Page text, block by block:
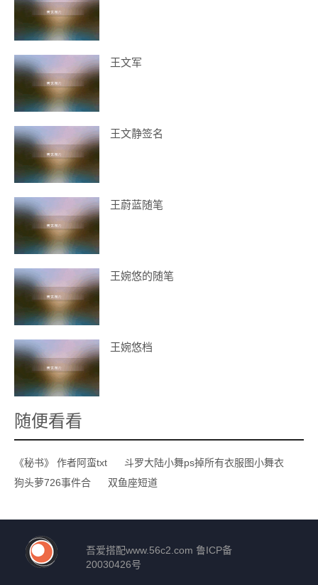
王文军
王文静签名
王蔚蓝随笔
王婉悠的随笔
王婉悠档
随便看看
《秘书》 作者阿蛮txt
斗罗大陆小舞ps掉所有衣服图小舞衣
狗头萝726事件合
双鱼座短道
吾爱搭配www.56c2.com 鲁ICP备
20030426号